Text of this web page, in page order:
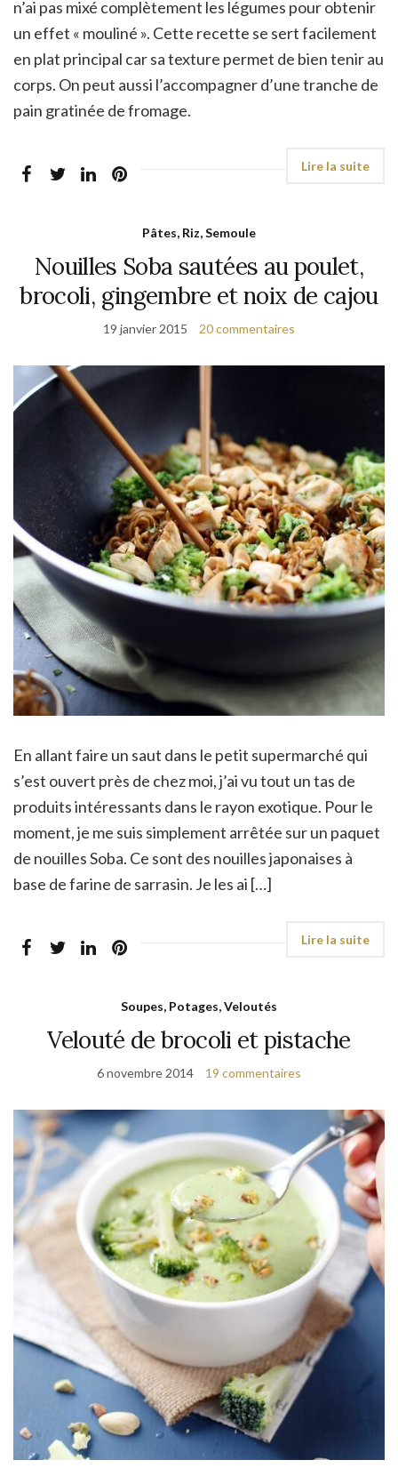
n’ai pas mixé complètement les légumes pour obtenir
un effet « mouliné ». Cette recette se sert facilement
en plat principal car sa texture permet de bien tenir au
corps. On peut aussi l’accompagner d’une tranche de
pain gratinée de fromage.
Pâtes, Riz, Semoule
Nouilles Soba sautées au poulet,
brocoli, gingembre et noix de cajou
19 janvier 2015 20 commentaires
En allant faire un saut dans le petit supermarché qui
s’est ouvert près de chez moi, j’ai vu tout un tas de
produits intéressants dans le rayon exotique. Pour le
moment, je me suis simplement arrêtée sur un paquet
de nouilles Soba. Ce sont des nouilles japonaises à
base de farine de sarrasin. Je les ai […]
Soupes, Potages, Veloutés
Velouté de brocoli et pistache
6 novembre 2014 19 commentaires